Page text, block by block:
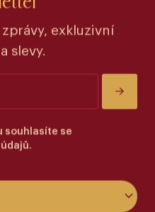
exkluzivní
slevy.
souhlasíte se